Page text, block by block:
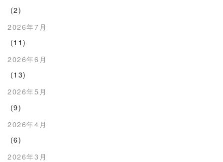
(2)
2026年7月
(11)
2026年6月
(13)
2026年5月
(9)
2026年4月
(6)
2026年3月